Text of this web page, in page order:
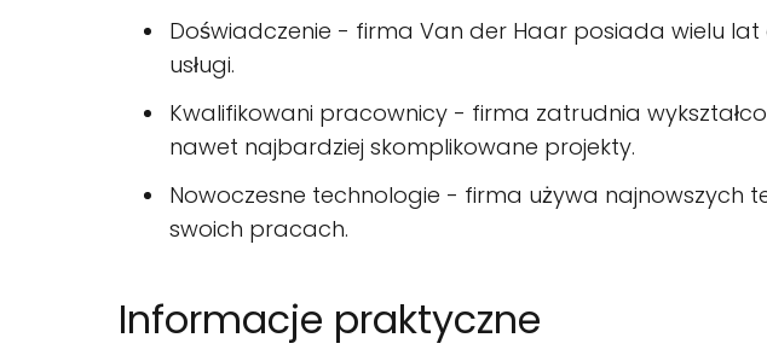
Doświadczenie - firma Van der Haar posiada wielu
usługi.
Kwalifikowani pracownicy - firma zatrudnia
nawet najbardziej skomplikowane projekty.
Nowoczesne technologie - firma używa najnowszych
swoich pracach.
Informacje praktyczne